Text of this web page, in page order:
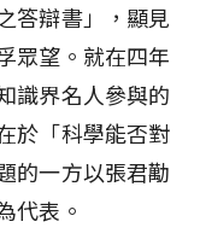
答辯書」，顯見
眾望。就在四年
識界名人參與的
於「科學能否對
的一方以張君勱
代表。